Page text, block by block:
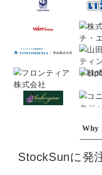
動画ディレクター
インターン
正社員
マーケマネージャー
内部監査室長
Why
StockSunに発